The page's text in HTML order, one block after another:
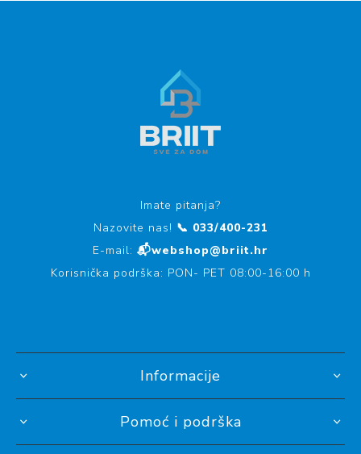
Imate pitanja?
Nazovite nas! 📞 033/400-231
E-mail: 📬webshop@briit.hr
Korisnička podrška: PON- PET 08:00-16:00 h
Informacije
Pomoć i podrška